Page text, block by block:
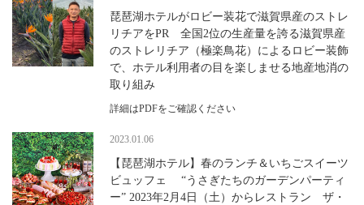
琵琶湖ホテルがロビー装花で滋賀県産のストレ
リチアをPR 全国2位の生産量を誇る滋賀県産
のストレリチア（極楽鳥花）によるロビー装飾
で、ホテル利用者の目を楽しませる地産地消の
取り組み
詳細はPDFをご確認ください
2023.01.06
【琵琶湖ホテル】春のランチ＆いちごスイーツ
ビュッフェ “うさぎたちのガーデンパーティ
ー” 2023年2月4日（土）からレストラン ザ・